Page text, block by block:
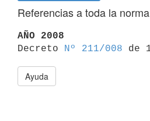
Referencias a toda la norma
AÑO 2008
Decreto
Nº 211/008
Ayuda